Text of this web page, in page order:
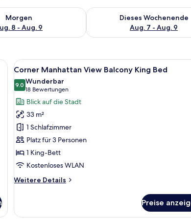
Aug. 8.
Morgen
8 - Aug. 9
für morgen, Aug. 8 - Aug. 9.
Dieses Wochenende
Aug. 7 - Aug. 9
Überprüfe die Verfügbarkeit
Bett, einem Schreibtisch und einem Stuhl.
Alle
Fotos
für
Corner
Manhattan
View
Balcony
King
Bed
anzeigen
Ein Hotelzimmer mit
6
Corner Manhattan View Balcony King Bed
9.09.0 von 10
Wunderbar
18 Bewertungen
(18
Bewertungen)
Blick auf die Stadt
33 m²
1 Schlafzimmer
Platz für 3 Personen
1 King-Bett
Kostenloses WLAN
Weitere Details
Weitere
Manhattan
Preise